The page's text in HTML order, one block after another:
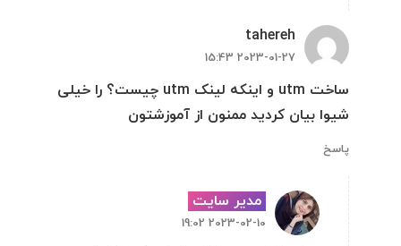
tahereh
2023-01-27 15:43
ساخت utm و اینکه لینک utm چیست؟ را خیلی
شیوا بیان کردید ممنون از آموزشتون
پاسخ
مدیر سایت
2023-02-10 19:02